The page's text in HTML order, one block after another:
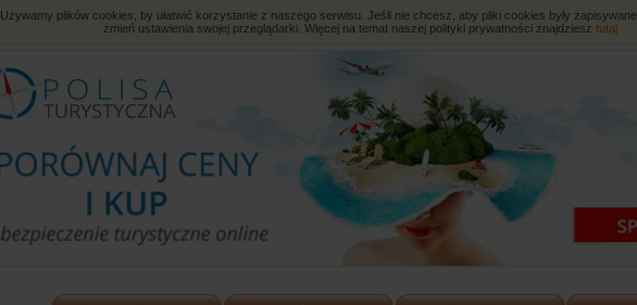
Używamy plików cookies, by ułatwić korzystanie z naszego serwisu. Jeśli nie chcesz, aby pliki cookies były zapisywane
zmień ustawienia swojej przeglądarki. Więcej na temat naszej polityki prywatności znajdziesz tutaj